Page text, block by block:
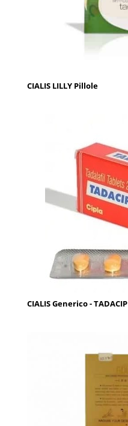
CIALIS LILLY Pillole
CIALIS Generico - TADACIP